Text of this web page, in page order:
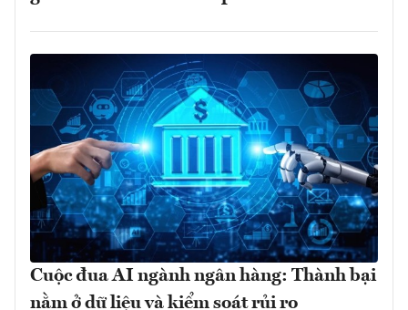
Cuộc đua AI ngành ngân hàng: Thành bại
nằm ở dữ liệu và kiểm soát rủi ro